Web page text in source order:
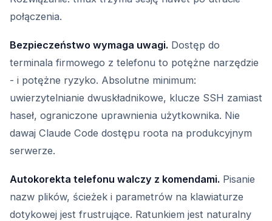
połączenia.
Bezpieczeństwo wymaga uwagi. Dostęp do
terminala firmowego z telefonu to potężne narzędzie
- i potężne ryzyko. Absolutne minimum:
uwierzytelnianie dwuskładnikowe, klucze SSH zamiast
haseł, ograniczone uprawnienia użytkownika. Nie
dawaj Claude Code dostępu roota na produkcyjnym
serwerze.
Autokorekta telefonu walczy z komendami. Pisanie
nazw plików, ścieżek i parametrów na klawiaturze
dotykowej jest frustrujące. Ratunkiem jest naturalny